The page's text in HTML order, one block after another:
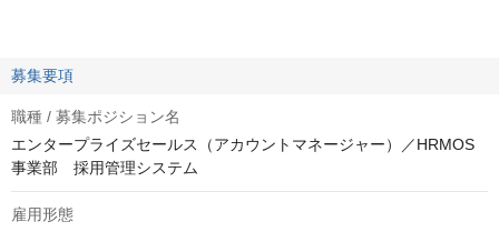
募集要項
職種 / 募集ポジション名
エンタープライズセールス（アカウントマネージャー）／HRMOS
事業部 採用管理システム
雇用形態